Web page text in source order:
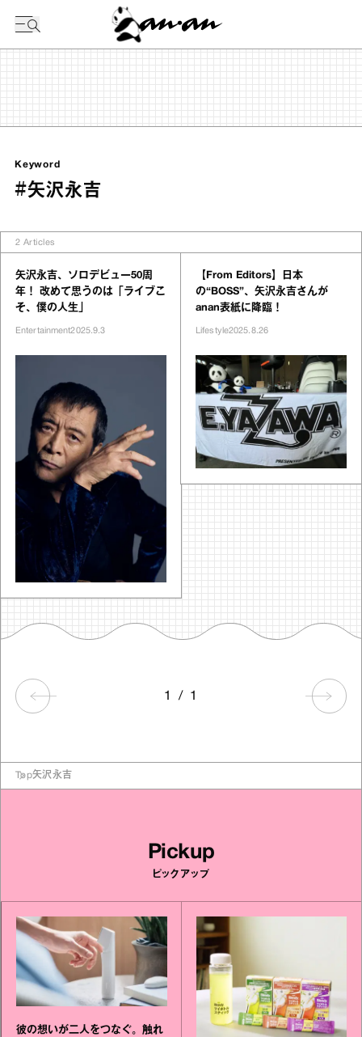
Keyword
#矢沢永吉
2 Articles
矢沢永吉、ソロデビュー50周
年！ 改めて思うのは「ライブこ
そ、僕の人生」
Entertainment2025.9.3
【From Editors】日本
の“BOSS”、矢沢永吉さんが
anan表紙に降臨！
Lifestyle2025.8.26
1 / 1
Top矢沢永吉
Pickup
ピックアップ
彼の想いが二人をつなぐ。触れ